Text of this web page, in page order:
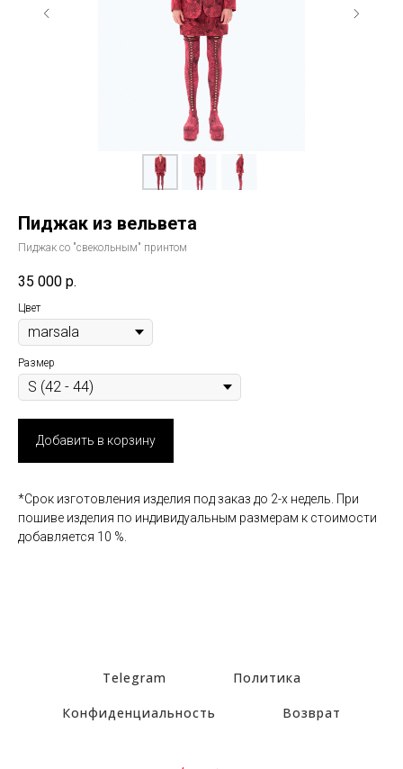
Пиджак из вельвета
Пиджак со "свекольным" принтом
35 000 р.
Цвет
Размер
Добавить в корзину
*Срок изготовления изделия под заказ до 2-х недель. При
пошиве изделия по индивидуальным размерам к стоимости
добавляется 10 %.
Telegram Политика
Конфиденциальность Возврат